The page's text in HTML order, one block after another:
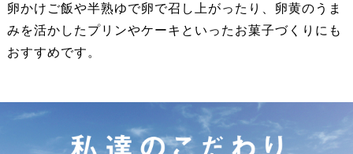
卵かけご飯や半熟ゆで卵で召し上がったり、卵黄のうま
みを活かしたプリンやケーキといったお菓子づくりにも
おすすめです。